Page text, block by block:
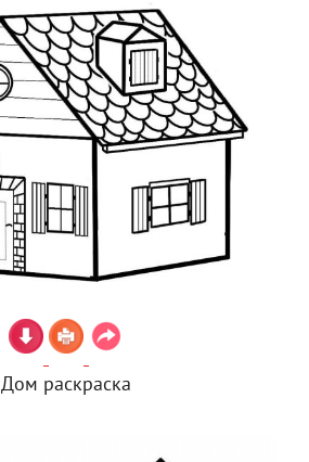
Дом раскраска